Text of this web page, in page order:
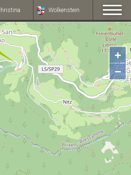
Wolkenstein
+
−